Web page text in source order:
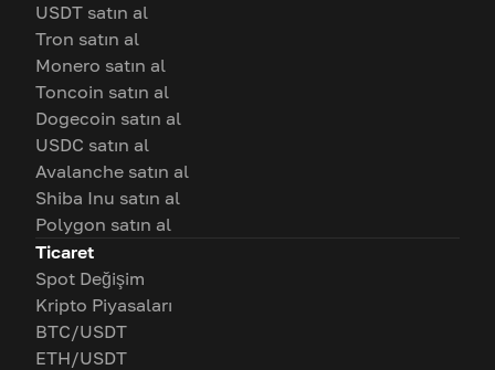
USDT satın al
Tron satın al
Monero satın al
Toncoin satın al
Dogecoin satın al
USDC satın al
Avalanche satın al
Shiba Inu satın al
Polygon satın al
Ticaret
Spot Değişim
Kripto Piyasaları
BTC/USDT
ETH/USDT